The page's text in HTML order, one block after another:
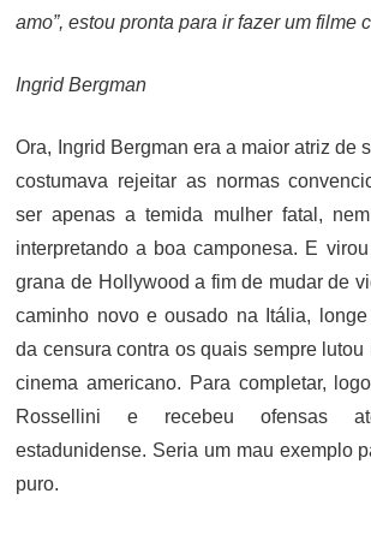
amo”, estou pronta para ir fazer um filme
Ingrid Bergman
Ora, Ingrid Bergman era a maior atriz de
costumava rejeitar as normas
ser apenas a temida mulher fatal,
interpretando a boa camponesa. E
grana de Hollywood a fim de mudar de
caminho novo e ousado na Itália,
da censura contra os quais sempre
cinema americano. Para completar,
Rossellini e recebeu ofensas
estadunidense. Seria um mau exemplo
puro.